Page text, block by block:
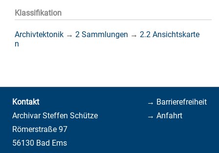
Klassifikation
Archivtektonik → 2 Sammlungen → 2.2 Ansichtskarte
n
→ Barrierefreiheit
→ Anfahrt
Kontakt
Archivar Steffen Schütze
Römerstraße 97
56130 Bad Ems